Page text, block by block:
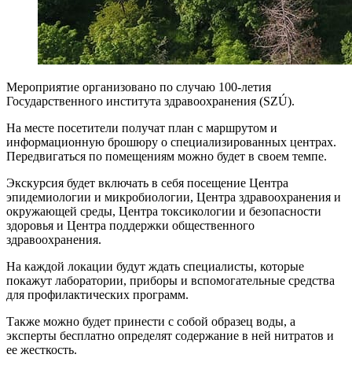
Мероприятие организовано по случаю 100-летия
Государственного института здравоохранения (SZÚ).
На месте посетители получат план с маршрутом и
информационную брошюру о специализированных центрах.
Передвигаться по помещениям можно будет в своем темпе.
Экскурсия будет включать в себя посещение Центра
эпидемиологии и микробиологии, Центра здравоохранения и
окружающей среды, Центра токсикологии и безопасности
здоровья и Центра поддержки общественного
здравоохранения.
На каждой локации будут ждать специалисты, которые
покажут лаборатории, приборы и вспомогательные средства
для профилактических программ.
Также можно будет принести с собой образец воды, а
эксперты бесплатно определят содержание в ней нитратов и
ее жесткость.